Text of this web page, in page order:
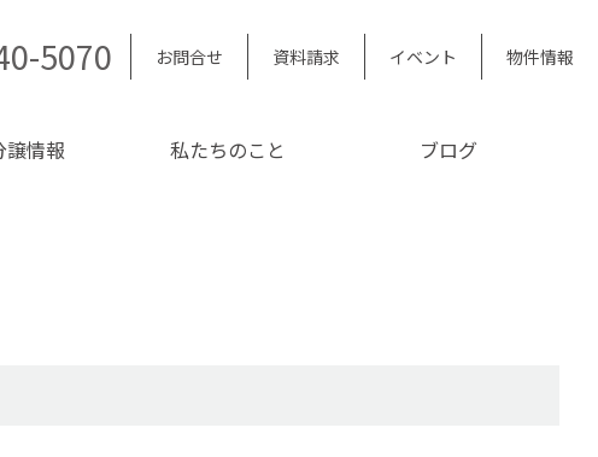
5070 お問合せ 資料請求 イベント 物件情報
譲情報 私たちのこと ブログ